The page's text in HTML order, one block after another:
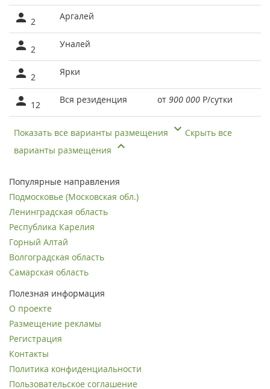
2 Аргалей
2 Уналей
2 Ярки
12 Вся резиденция от 900 000 Р/сутки
Показать все варианты размещения
Скрыть все
варианты размещения
Популярные направления
Подмосковье (Московская обл.)
Ленинградская область
Республика Карелия
Горный Алтай
Волгоградская область
Самарская область
Полезная информация
О проекте
Размещение рекламы
Регистрация
Контакты
Политика конфиденциальности
Пользовательское соглашение